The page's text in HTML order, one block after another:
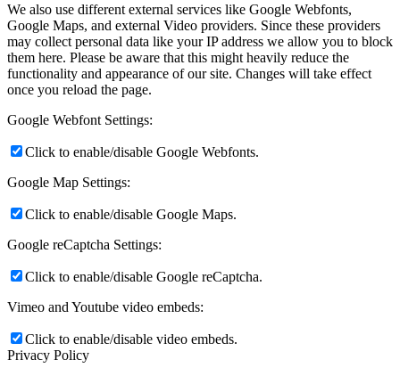
We also use different external services like Google Webfonts,
Google Maps, and external Video providers. Since these providers
may collect personal data like your IP address we allow you to block
them here. Please be aware that this might heavily reduce the
functionality and appearance of our site. Changes will take effect
once you reload the page.
Google Webfont Settings:
Click to enable/disable Google Webfonts.
Google Map Settings:
Click to enable/disable Google Maps.
Google reCaptcha Settings:
Click to enable/disable Google reCaptcha.
Vimeo and Youtube video embeds:
Click to enable/disable video embeds.
Privacy Policy